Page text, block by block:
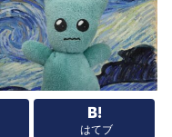
はてブ